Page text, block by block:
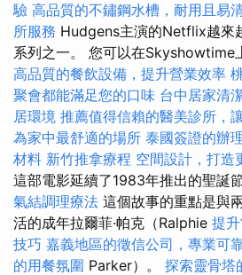
驗 高品質的不鏽鋼水槽，耐用且易
所服務 Hudgens主演的Netflix越來
系列之一。 您可以在Skyshowtime
高品質的餐飲設備，提升營業效率
聚會都能滿足您的口味 台中居家清
居環境 推薦值得信賴的醫美診所，
為家中最舒適的場所 泰國簽證的辦
材料 新竹推拿療程 空間設計，打造
這部電影延續了1983年推出的聖誕
氣結調理療法 這個故事的重點是與
活的成年拉爾菲·帕克（Ralphie 提
技巧 嘉義地區的徵信公司，專業可
的用餐氛圍 Parker）。 探索靈骨塔